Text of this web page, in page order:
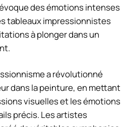
des émotions intenses
tableaux impressionnistes
à plonger dans un
a révolutionné
dans la peinture, en mettant
visuelles et les émotions
précis. Les artistes